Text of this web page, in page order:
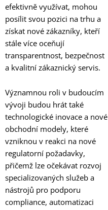
efektivně využívat, mohou
posílit svou pozici na trhu a
získat nové zákazníky, kteří
stále více oceňují
transparentnost, bezpečnost
a kvalitní zákaznický servis.
Významnou roli v budoucím
vývoji budou hrát také
technologické inovace a nové
obchodní modely, které
vzniknou v reakci na nové
regulatorní požadavky,
přičemž lze očekávat rozvoj
specializovaných služeb a
nástrojů pro podporu
compliance, automatizaci